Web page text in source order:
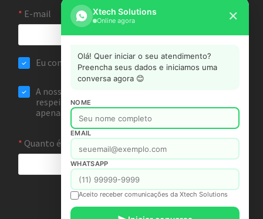
Xtech Solutions
Online agora ✕
Olá! Quer iniciar o seu atendimento?
Preencha seus dados e iniciamos uma
conversa agora 😊
NOME
EMAIL
WHATSAPP
Aceito receber comunicações da Xtech Solutions